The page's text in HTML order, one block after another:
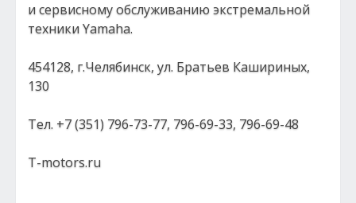
и сервисному обслуживанию экстремальной
техники Yamaha.
454128, г.Челябинск, ул. Братьев Кашириных,
130
Тел. +7 (351) 796-73-77, 796-69-33, 796-69-48
T-motors.ru